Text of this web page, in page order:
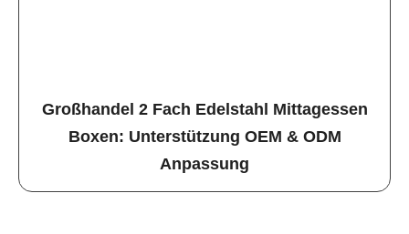
Großhandel 2 Fach Edelstahl Mittagessen
Boxen: Unterstützung OEM & ODM
Anpassung